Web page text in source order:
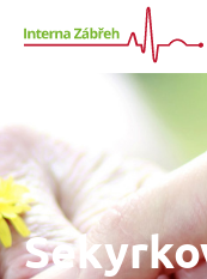
Přeskočit na obsah